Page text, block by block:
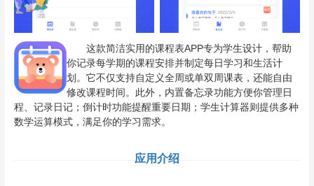
这款简洁实用的课程表APP专为学生设计，帮助
你记录每学期的课程安排并制定每日学习和生活计
划。它不仅支持自定义全周或单双周课表，还能自由
修改课程时间。此外，内置备忘录功能方便你管理日
程、记录日记；倒计时功能提醒重要日期；学生计算器则提供多种
数学运算模式，满足你的学习需求。
应用介绍